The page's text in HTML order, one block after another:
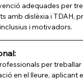
adequades per
amb dislèxia i TDAH,
i motivadors.
per treballar
en el lleure, aplicant